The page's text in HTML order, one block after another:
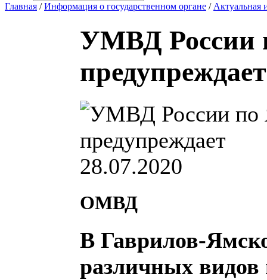
Главная /Информация о государственном органе / Актуальная
УМВД России
предупреждает
28.07.2020
ОМВД
В Гаврилов-
различных